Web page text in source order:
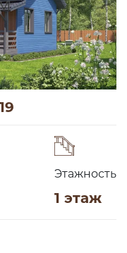
Этажность
1 этаж